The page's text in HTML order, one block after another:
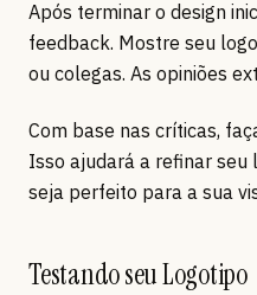
Após terminar o design
feedback. Mostre seu
ou colegas. As opiniões
Com base nas críticas,
Isso ajudará a refinar seu
seja perfeito para a sua
Testando seu Logotipo